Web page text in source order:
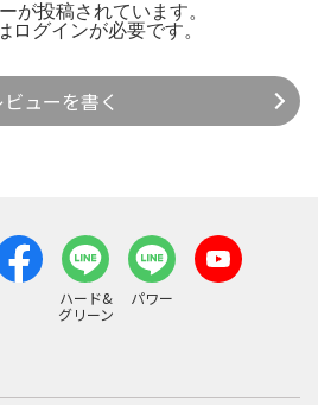
が投稿されています。
ログインが必要です。
ビューを書く
ハード&
グリーン
パワー